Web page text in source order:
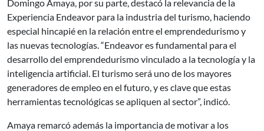
Domingo Amaya, por su parte, destacó la relevancia de la
Experiencia Endeavor para la industria del turismo, haciendo
especial hincapié en la relación entre el emprendedurismo y
las nuevas tecnologías. “Endeavor es fundamental para el
desarrollo del emprendedurismo vinculado a la tecnología y la
inteligencia artificial. El turismo será uno de los mayores
generadores de empleo en el futuro, y es clave que estas
herramientas tecnológicas se apliquen al sector”, indicó.
Amaya remarcó además la importancia de motivar a los